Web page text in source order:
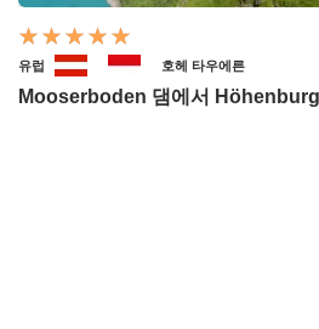
유럽 호헤 타우에른
Mooserboden 댐에서